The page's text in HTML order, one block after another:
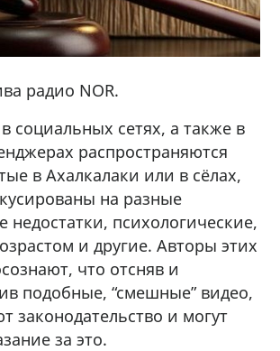
радио NOR.
социальных сетях, а также в
распространяются
в Ахалкалаки или в сёлах,
на разные
недостатки, психологические,
и другие. Авторы этих
что отсняв и
подобные, “смешные” видео,
законодательство и могут
за это.